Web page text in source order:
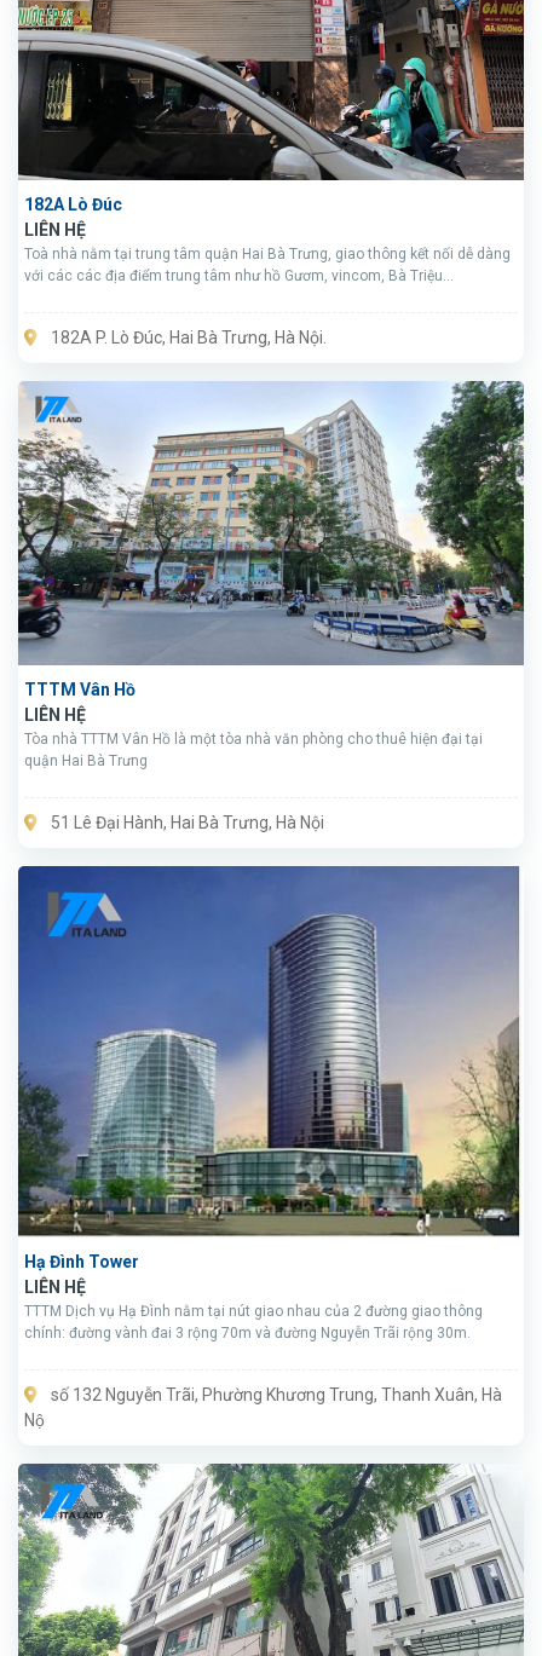
182A Lò Đúc
LIÊN HỆ
Toà nhà nằm tại trung tâm quận Hai Bà Trưng, giao thông kết nối dễ dàng
với các các địa điểm trung tâm như hồ Gươm, vincom, Bà Triệu...
182A P. Lò Đúc, Hai Bà Trưng, Hà Nội.
TTTM Vân Hồ
LIÊN HỆ
Tòa nhà TTTM Vân Hồ là một tòa nhà văn phòng cho thuê hiện đại tại
quận Hai Bà Trưng
51 Lê Đại Hành, Hai Bà Trưng, Hà Nội
Hạ Đình Tower
LIÊN HỆ
TTTM Dịch vụ Hạ Đình nằm tại nút giao nhau của 2 đường giao thông
chính: đường vành đai 3 rộng 70m và đường Nguyễn Trãi rộng 30m.
số 132 Nguyễn Trãi, Phường Khương Trung, Thanh Xuân, Hà
Nộ